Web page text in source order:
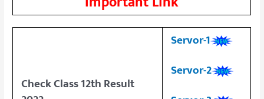
Check Class 12th Result
Servor-1
Servor-2